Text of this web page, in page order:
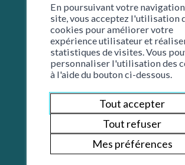
Restons en contact
En poursuivant votre
site, vous acceptez l'utilisation
cookies pour améliorer votre
expérience utilisateur et
statistiques de visites. Vous
personnaliser l'utilisation des
à l'aide du bouton ci-dessous.
Tout accepter
Tout refuser
Mes préférences